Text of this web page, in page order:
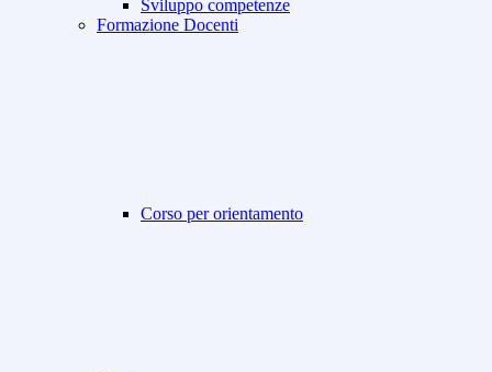
Sviluppo competenze
Formazione Docenti
Corso per orientamento